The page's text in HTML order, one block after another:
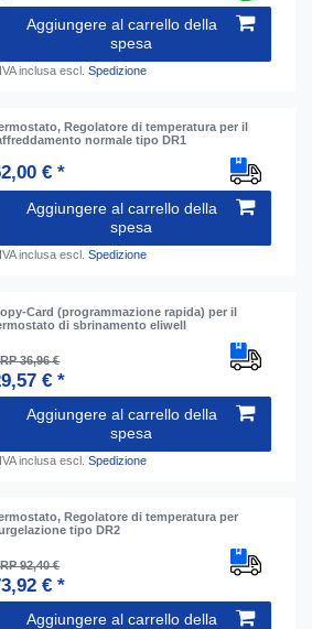
Aggiungere al carrello della
spesa
IVA inclusa escl.Spedizione
Regolatore di temperatura per il
normale tipo DR1
€ *
Aggiungere al carrello della
spesa
IVA inclusa escl.Spedizione
Card (programmazione rapida) per il
di sbrinamento eliwell
36,96 €
€ *
Aggiungere al carrello della
spesa
IVA inclusa escl.Spedizione
Regolatore di temperatura per
tipo DR2
92,40 €
€ *
Aggiungere al carrello della